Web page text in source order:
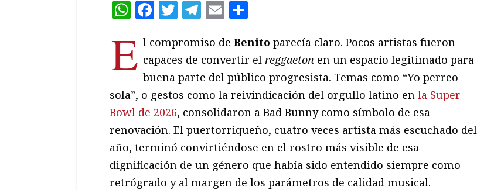
WhatsApp
Facebook
Twitter
Telegram
Email
E l compromiso de Benito parecía claro. Pocos artistas fueron
capaces de convertir el reggaeton en un espacio legitimado para
buena parte del público progresista. Temas como “Yo perreo
sola”, o gestos como la reivindicación del orgullo latino en la Super
Bowl de 2026, consolidaron a Bad Bunny como símbolo de esa
renovación. El puertorriqueño, cuatro veces artista más escuchado del
año, terminó convirtiéndose en el rostro más visible de esa
dignificación de un género que había sido entendido siempre como
retrógrado y al margen de los parámetros de calidad musical.